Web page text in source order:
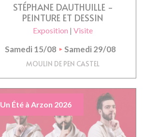
STÉPHANE DAUTHUILLE -
PEINTURE ET DESSIN
Exposition | Visite
Samedi 15/08 Samedi 29/08
MOULIN DE PEN CASTEL
Un Été à Arzon 2026